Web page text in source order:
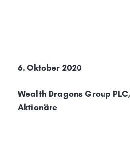
6. Oktober 2020
Wealth Dragons Group
Aktionäre